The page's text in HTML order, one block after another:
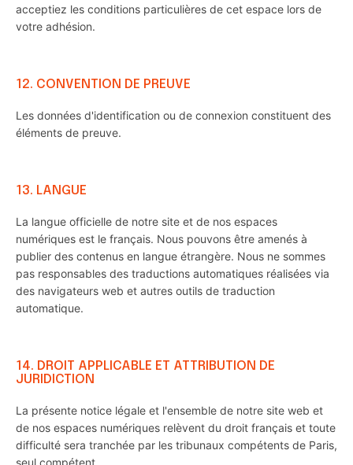
acceptiez les conditions particulières de cet espace lors de
votre adhésion.
12. CONVENTION DE PREUVE
Les données d'identification ou de connexion constituent des
éléments de preuve.
13. LANGUE
La langue officielle de notre site et de nos espaces
numériques est le français. Nous pouvons être amenés à
publier des contenus en langue étrangère. Nous ne sommes
pas responsables des traductions automatiques réalisées via
des navigateurs web et autres outils de traduction
automatique.
14. DROIT APPLICABLE ET ATTRIBUTION DE
JURIDICTION
La présente notice légale et l'ensemble de notre site web et
de nos espaces numériques relèvent du droit français et toute
difficulté sera tranchée par les tribunaux compétents de Paris,
seul compétent.